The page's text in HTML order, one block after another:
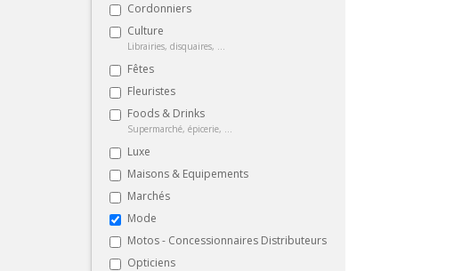
Cordonniers
Culture
Librairies, disquaires, ...
Fêtes
Fleuristes
Foods & Drinks
Supermarché, épicerie, ...
Luxe
Maisons & Equipements
Marchés
Mode
Motos - Concessionnaires Distributeurs
Opticiens